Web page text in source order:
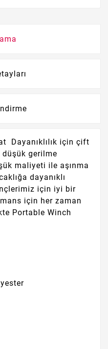
Dayanıklılık için çift
gerilme
maliyeti ile aşınma
dayanıklı
için iyi bir
için her zaman
Portable Winch